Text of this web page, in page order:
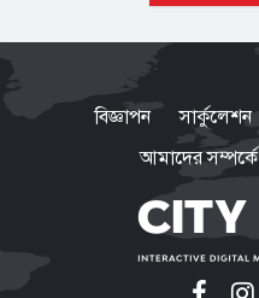
বিজ্ঞাপন সার্কুলেশন
আমাদের সম্পর্কে